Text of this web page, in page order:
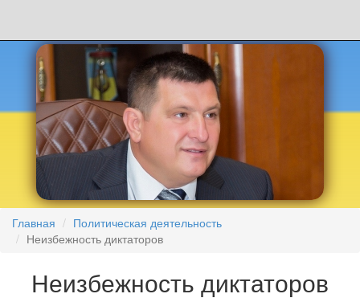
Главная
Политическая деятельность
Неизбежность диктаторов
Неизбежность диктаторов